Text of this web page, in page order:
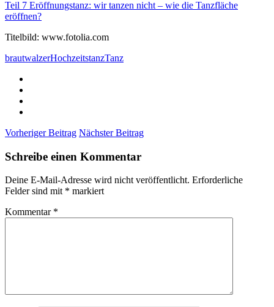
Teil 7 Eröffnungstanz: wir tanzen nicht – wie die Tanzfläche
eröffnen?
Titelbild: www.fotolia.com
brautwalzerHochzeitstanzTanz
Vorheriger Beitrag Nächster Beitrag
Schreibe einen Kommentar
Deine E-Mail-Adresse wird nicht veröffentlicht. Erforderliche
Felder sind mit * markiert
Kommentar *